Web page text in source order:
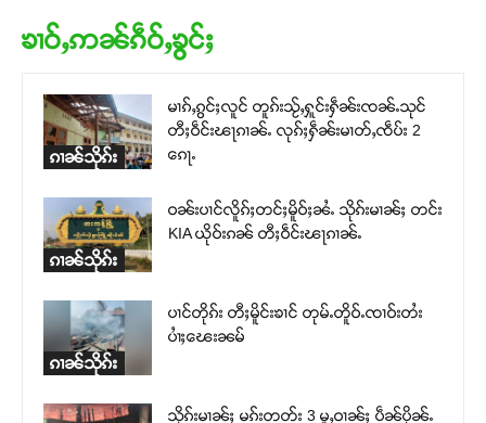
ၶၢဝ်ႇဢၼ်ၵဵဝ်ႇၶွင်ႈ
ၵၢၼ်သိုၵ်း
မၢၵ်ႇၵွင်ႈလူင် တူၵ်းသႂ်ႇႁူင်းႁဵၼ်းၸၼ်ႉသုင်
တီႈဝဵင်းၽႃၵၢၼ်ႉ လုၵ်ႈႁဵၼ်းမၢတ်ႇၸဵပ်း 2
ၵေႃႉ
ၵၢၼ်သိုၵ်း
ဝၼ်းပၢင်လိူၵ်ႈတင်ႈမိူဝ်ႈၼႆႉ သိုၵ်းမၢၼ်ႈ တင်း
KIA ယိုဝ်းၵၼ် တီႈဝဵင်းၽႃၵၢၼ်ႉ
ၵၢၼ်သိုၵ်း
ပၢင်တိုၵ်း တီႈမိူင်းၶၢင် တုမ်ႉတိူဝ်ႉၸၢဝ်းတႆး
ပၢႆႈၽေးၼမ်
သိုၵ်းမၢၼ်ႈ မၵ်းတတ်း 3 မူႇဝၢၼ်ႈ ပဵၼ်ပိုၼ်ႉ